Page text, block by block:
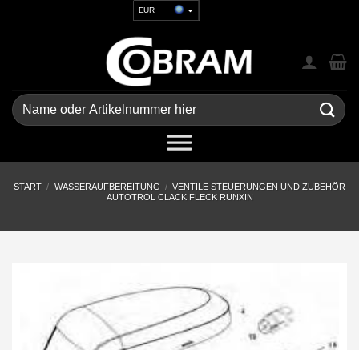
EUR
GBP
CHF
UAH
Suchen
nach:
START / WASSERAUFBEREITUNG / VENTILE STEUERUNGEN UND ZUBEHÖR
AUTOTROL CLACK FLECK RUNXIN